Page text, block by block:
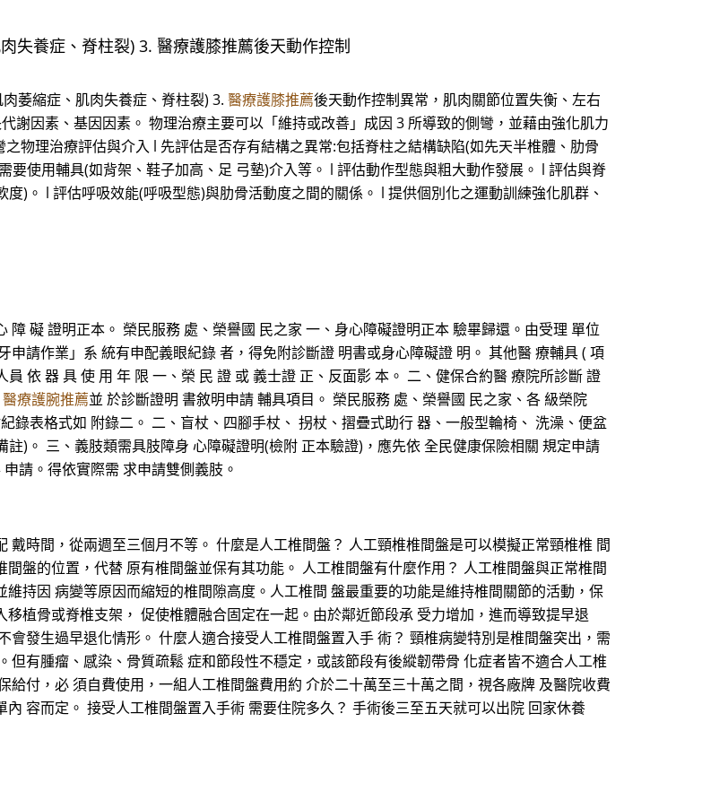
失養症、脊柱裂) 3. 醫療護膝推薦後天動作控制
萎縮症、肌肉失養症、脊柱裂) 3. 醫療護膝推薦後天動作控制異常，肌肉關節位置失衡、左右
謝因素、基因因素。 物理治療主要可以「維持或改善」成因 3 所導致的側彎，並藉由強化肌力
物理治療評估與介入 l 先評估是否存有結構之異常:包括脊柱之結構缺陷(如先天半椎體、肋骨
使用輔具(如背架、鞋子加高、足 弓墊)介入等。 l 評估動作型態與粗大動作發展。 l 評估與脊
)。 l 評估呼吸效能(呼吸型態)與肋骨活動度之間的關係。 l 提供個別化之運動訓練強化肌群、
障 礙 證明正本。 榮民服務 處、榮譽國 民之家 一、身心障礙證明正本 驗畢歸還。由受理 單位
請作業」系 統有申配義眼紀錄 者，得免附診斷證 明書或身心障礙證 明。 其他醫 療輔具 ( 項
依 器 具 使 用 年 限 一、榮 民 證 或 義士證 正、反面影 本。 二、健保合約醫 療院所診斷 證
醫療護腕推薦並 於診斷證明 書敘明申請 輔具項目。 榮民服務 處、榮譽國 民之家、各 級榮院
錄表格式如 附錄二。 二、盲杖、四腳手杖、 拐杖、摺疊式助行 器、一般型輪椅、 洗澡、便盆
)。 三、義肢類需具肢障身 心障礙證明(檢附 正本驗證)，應先依 全民健康保險相關 規定申請
請。得依實際需 求申請雙側義肢。
時間，從兩週至三個月不等。 什麼是人工椎間盤？ 人工頸椎椎間盤是可以模擬正常頸椎椎 間
盤的位置，代替 原有椎間盤並保有其功能。 人工椎間盤有什麼作用？ 人工椎間盤與正常椎間
持因 病變等原因而縮短的椎間隙高度。人工椎間 盤最重要的功能是維持椎間關節的活動，保
植骨或脊椎支架， 促使椎體融合固定在一起。由於鄰近節段承 受力增加，進而導致提早退
發生過早退化情形。 什麼人適合接受人工椎間盤置入手 術？ 頸椎病變特別是椎間盤突出，需
有腫瘤、感染、骨質疏鬆 症和節段性不穩定，或該節段有後縱韌帶骨 化症者皆不適合人工椎
付，必 須自費使用，一組人工椎間盤費用約 介於二十萬至三十萬之間，視各廠牌 及醫院收費
容而定。 接受人工椎間盤置入手術 需要住院多久？ 手術後三至五天就可以出院 回家休養